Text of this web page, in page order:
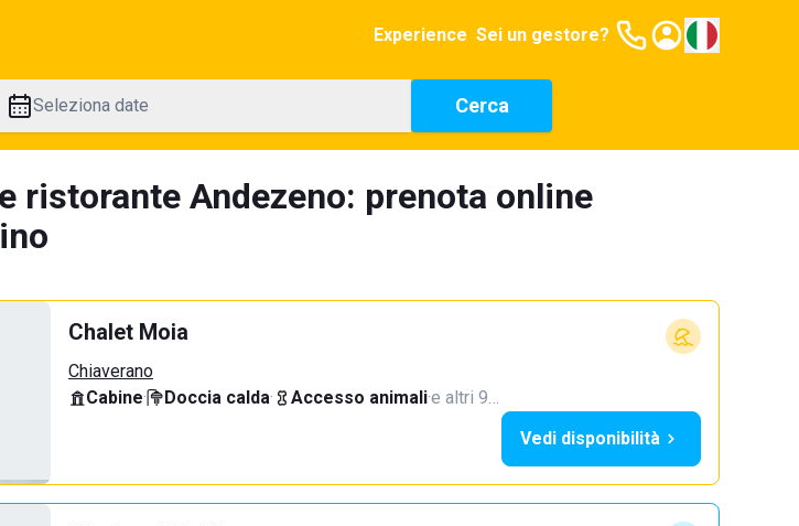
Experience Sei un gestore?
Seleziona date Cerca
ristorante Andezeno: prenota online
Chalet Moia
Chiaverano
Cabine· Doccia calda· Accesso animali·e altri 9…
Vedi disponibilità